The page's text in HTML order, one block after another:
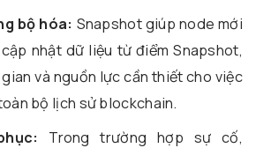
bộ hóa: Snapshot giúp node mới
nhật dữ liệu từ điểm Snapshot,
và nguồn lực cần thiết cho việc
bộ lịch sử blockchain.
Trong trường hợp sự cố,